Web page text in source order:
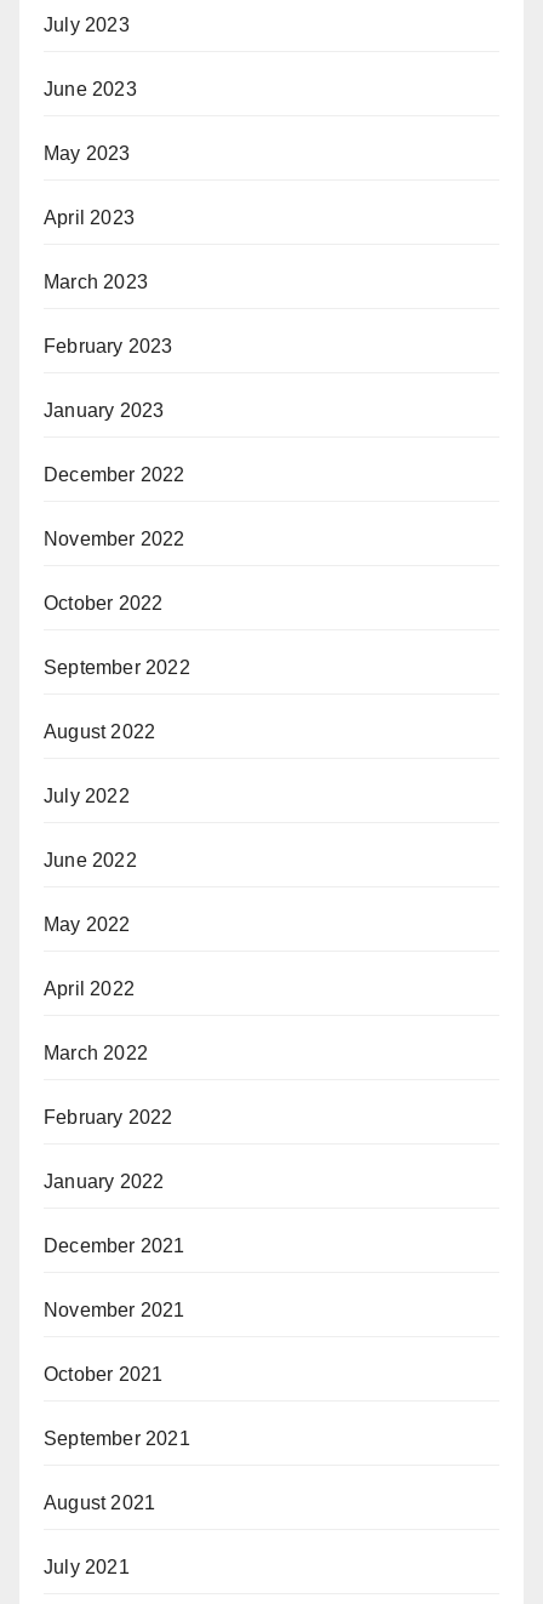
July 2023
June 2023
May 2023
April 2023
March 2023
February 2023
January 2023
December 2022
November 2022
October 2022
September 2022
August 2022
July 2022
June 2022
May 2022
April 2022
March 2022
February 2022
January 2022
December 2021
November 2021
October 2021
September 2021
August 2021
July 2021